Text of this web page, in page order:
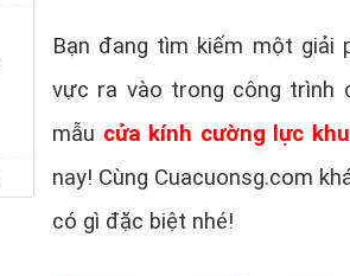
Bạn đang tìm kiếm một giải
vực ra vào trong công trình
mẫu cửa kính cường lực
nay! Cùng Cuacuonsg.com
có gì đặc biệt nhé!